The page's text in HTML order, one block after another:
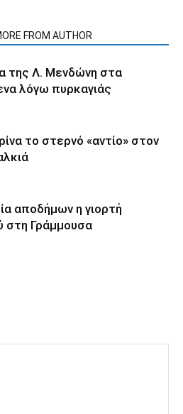
FROM AUTHOR
της Λ. Μενδώνη στα
λόγω πυρκαγιάς
το στερνό «αντίο» στον
αποδήμων η γιορτή
στη Γράμμουσα